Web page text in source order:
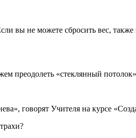
вы не можете сбросить вес,
преодолеть «стеклянный
говорят Учителя на курсе